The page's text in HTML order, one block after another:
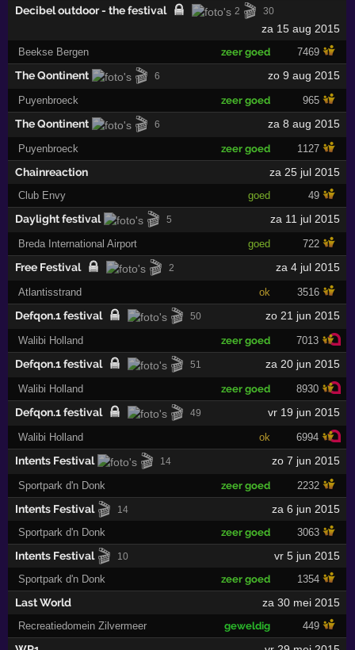
Decibel outdoor - the festival 2 🎬 30
za 15 aug 2015
Beekse Bergen zeer goed 7469
The Qontinent 🎬 6 zo 9 aug 2015
Puyenbroeck zeer goed 965
The Qontinent 🎬 6 za 8 aug 2015
Puyenbroeck zeer goed 1127
Chainreaction za 25 jul 2015
Club Envy goed 49
Daylight festival 🎬 5 za 11 jul 2015
Breda International Airport goed 722
Free Festival 🎬 2 za 4 jul 2015
Atlantisstrand ok 3516
Defqon.1 festival 🎬 50 zo 21 jun 2015
Walibi Holland zeer goed 7013
Defqon.1 festival 🎬 51 za 20 jun 2015
Walibi Holland zeer goed 8930
Defqon.1 festival 🎬 49 vr 19 jun 2015
Walibi Holland ok 6994
Intents Festival 🎬 14 zo 7 jun 2015
Sportpark d'n Donk zeer goed 2232
Intents Festival 🎬 14 za 6 jun 2015
Sportpark d'n Donk zeer goed 3063
Intents Festival 🎬 10 vr 5 jun 2015
Sportpark d'n Donk zeer goed 1354
Last World za 30 mei 2015
Recreatiedomein Zilvermeer geweldig 449